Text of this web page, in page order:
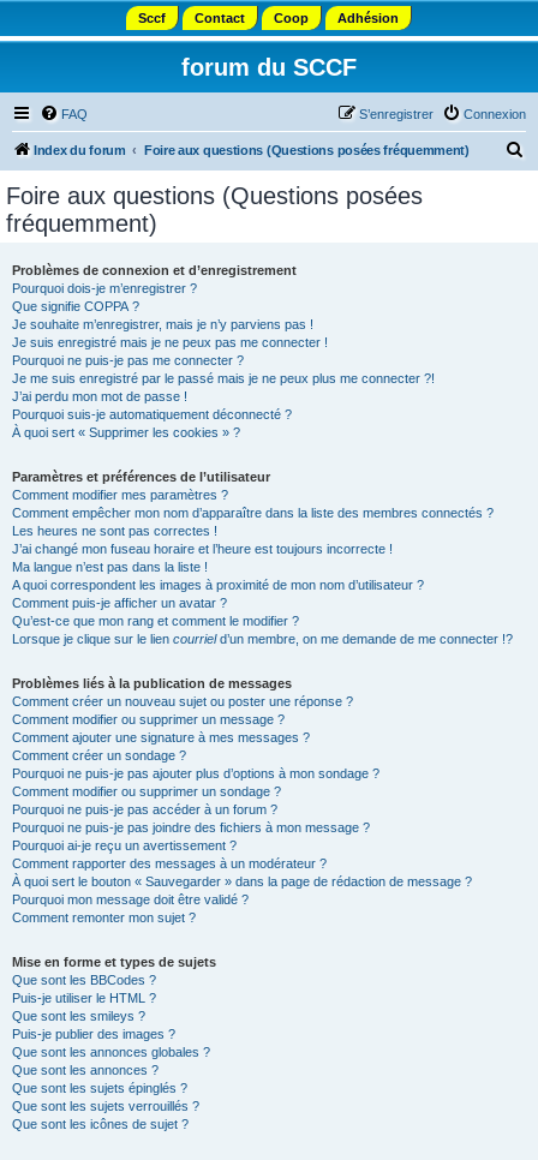
Sccf Contact Coop Adhésion
forum du SCCF
FAQ Connexion
S’enregistrer
Index du forum Foire aux questions (Questions posées fréquemment)
Foire aux questions (Questions posées
fréquemment)
Problèmes de connexion et d’enregistrement
Pourquoi dois-je m’enregistrer ?
Que signifie COPPA ?
Je souhaite m’enregistrer, mais je n’y parviens pas !
Je suis enregistré mais je ne peux pas me connecter !
Pourquoi ne puis-je pas me connecter ?
Je me suis enregistré par le passé mais je ne peux plus me connecter ?!
J’ai perdu mon mot de passe !
Pourquoi suis-je automatiquement déconnecté ?
À quoi sert « Supprimer les cookies » ?
Paramètres et préférences de l’utilisateur
Comment modifier mes paramètres ?
Comment empêcher mon nom d’apparaître dans la liste des membres connectés ?
Les heures ne sont pas correctes !
J’ai changé mon fuseau horaire et l’heure est toujours incorrecte !
Ma langue n’est pas dans la liste !
A quoi correspondent les images à proximité de mon nom d’utilisateur ?
Comment puis-je afficher un avatar ?
Qu’est-ce que mon rang et comment le modifier ?
Lorsque je clique sur le lien courrield’un membre, on me demande de me connecter !?
Problèmes liés à la publication de messages
Comment créer un nouveau sujet ou poster une réponse ?
Comment modifier ou supprimer un message ?
Comment ajouter une signature à mes messages ?
Comment créer un sondage ?
Pourquoi ne puis-je pas ajouter plus d’options à mon sondage ?
Comment modifier ou supprimer un sondage ?
Pourquoi ne puis-je pas accéder à un forum ?
Pourquoi ne puis-je pas joindre des fichiers à mon message ?
Pourquoi ai-je reçu un avertissement ?
Comment rapporter des messages à un modérateur ?
À quoi sert le bouton « Sauvegarder » dans la page de rédaction de message ?
Pourquoi mon message doit être validé ?
Comment remonter mon sujet ?
Mise en forme et types de sujets
Que sont les BBCodes ?
Puis-je utiliser le HTML ?
Que sont les smileys ?
Puis-je publier des images ?
Que sont les annonces globales ?
Que sont les annonces ?
Que sont les sujets épinglés ?
Que sont les sujets verrouillés ?
Que sont les icônes de sujet ?